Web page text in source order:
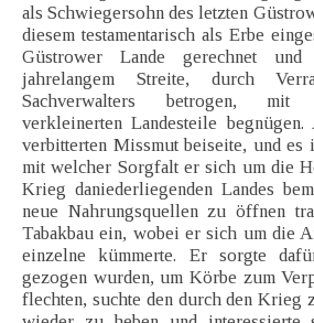
als Schwiegersohn des letzten
diesem testamentarisch als Erbe
Güstrower Lande gerechnet
jahrelangem Streite, durch
Sachverwalters betrogen, mit
verkleinerten Landesteile
verbitterten Missmut beiseite, und es
mit welcher Sorgfalt er sich um die
Krieg daniederliegenden Landes
neue Nahrungsquellen zu öffnen
Tabakbau ein, wobei er sich um die
einzelne kümmerte. Er sorgte
gezogen wurden, um Körbe zum
flechten, suchte den durch den Krieg